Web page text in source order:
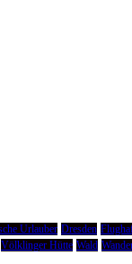
Urlauber Dresden
Völklinger Hütte Wald